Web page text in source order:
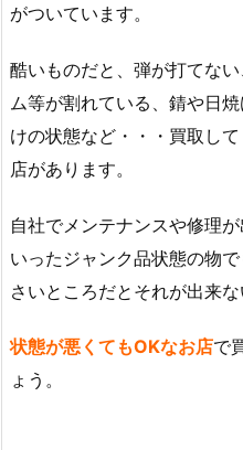
がついています。
酷いものだと、弾が打てな
ム等が割れている、錆や日
けの状態など・・・買取し
店があります。
自社でメンテナンスや修理
いったジャンク品状態の物
さいところだとそれが出来な
状態が悪くてもOKなお店で
ょう。